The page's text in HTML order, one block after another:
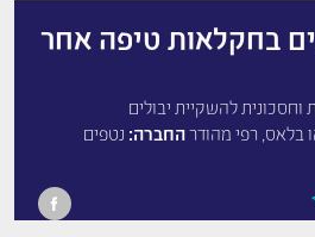
בחקלאות טיפה אחר
וחסכונית להשקיית יבולים
בלאס, רפי מהודרהחברה: נטפים